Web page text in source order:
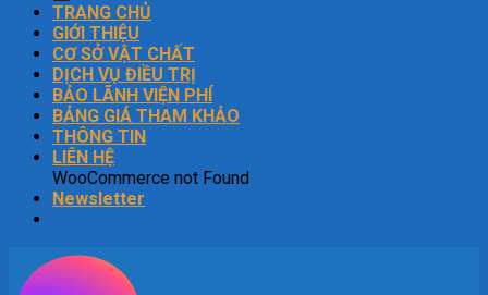
TRANG CHỦ
GIỚI THIỆU
CƠ SỞ VẬT CHẤT
DỊCH VỤ ĐIỀU TRỊ
BẢO LÃNH VIỆN PHÍ
BẢNG GIÁ THAM KHẢO
THÔNG TIN
LIÊN HỆ
WooCommerce not Found
Newsletter